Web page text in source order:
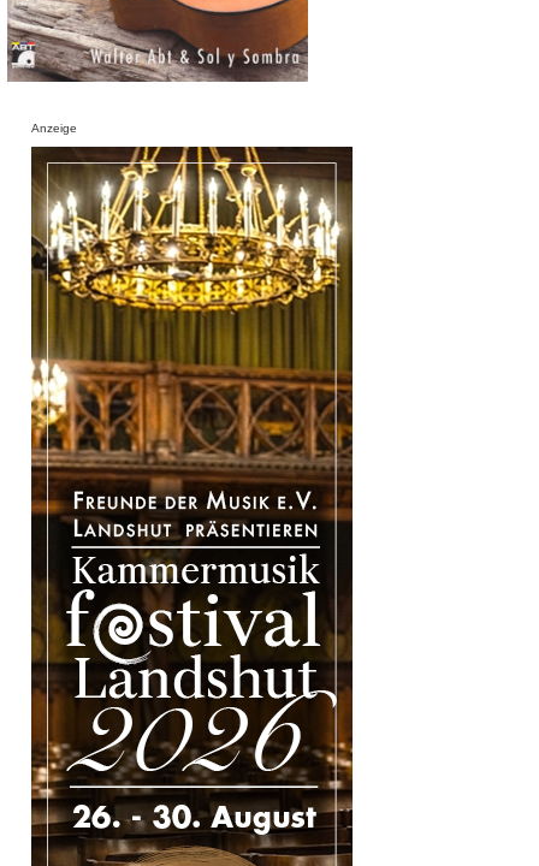
Anzeige